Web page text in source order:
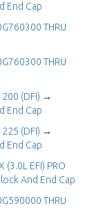
End Cap
THRU
THRU
200 (DFI) →
End Cap
225 (DFI) →
End Cap
(3.0L EFI) PRO
And End Cap
THRU